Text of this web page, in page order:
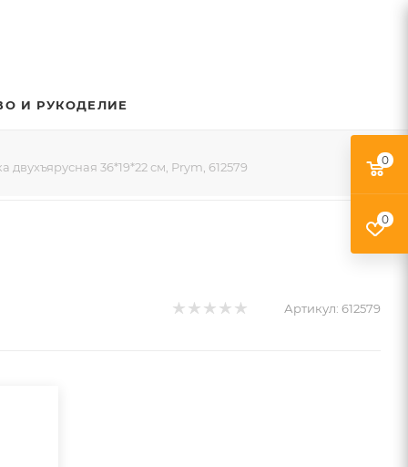
И РУКОДЕЛИЕ
двухъярусная 36*19*22 см, Prym, 612579
Артикул: 612579
0
0